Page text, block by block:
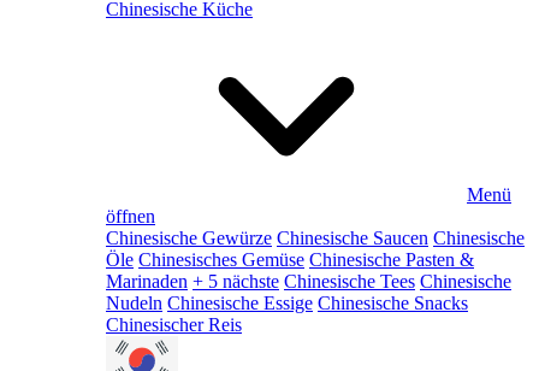
Chinesische Küche
Menü
öffnen
Chinesische Gewürze Chinesische Saucen Chinesische
Öle Chinesisches Gemüse Chinesische Pasten &
Marinaden + 5 nächste Chinesische Tees Chinesische
Nudeln Chinesische Essige Chinesische Snacks
Chinesischer Reis